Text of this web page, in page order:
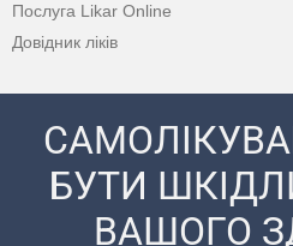
Послуга Likar Online
Довідник ліків
БУТИ
ВАШОГО